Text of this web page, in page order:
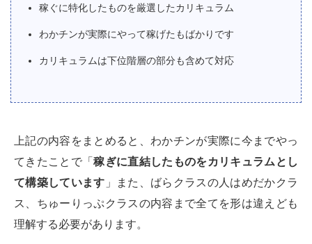
稼ぐに特化したものを厳選したカリキュラム
わかチンが実際にやって稼げたもばかりです
カリキュラムは下位階層の部分も含めて対応
上記の内容をまとめると、わかチンが実際に今までやっ
てきたことで「稼ぎに直結したものをカリキュラムとし
て構築しています 」また、ばらクラスの人はめだかクラ
ス、ちゅーりっぷクラスの内容まで全てを形は違えども
理解する必要があります。